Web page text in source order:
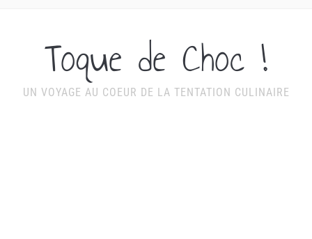
Toque de Choc !
UN VOYAGE AU COEUR DE LA TENTATION CULINAIRE